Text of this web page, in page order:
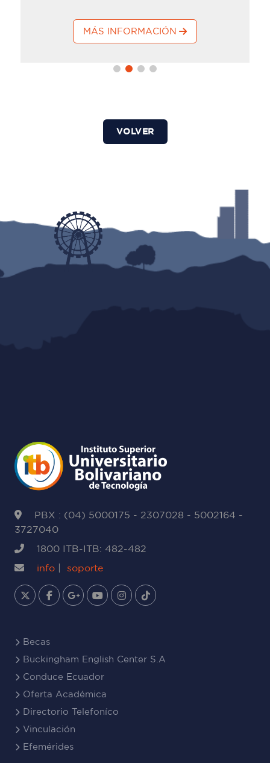
MÁS INFORMACIÓN
VOLVER
PBX : (04) 5000175 - 2307028 - 5002164 -
3727040
1800 ITB-ITB: 482-482
info
soporte
Becas
Buckingham English Center S.A
Conduce Ecuador
Oferta Académica
Directorio Telefoníco
Vinculación
Efemérides